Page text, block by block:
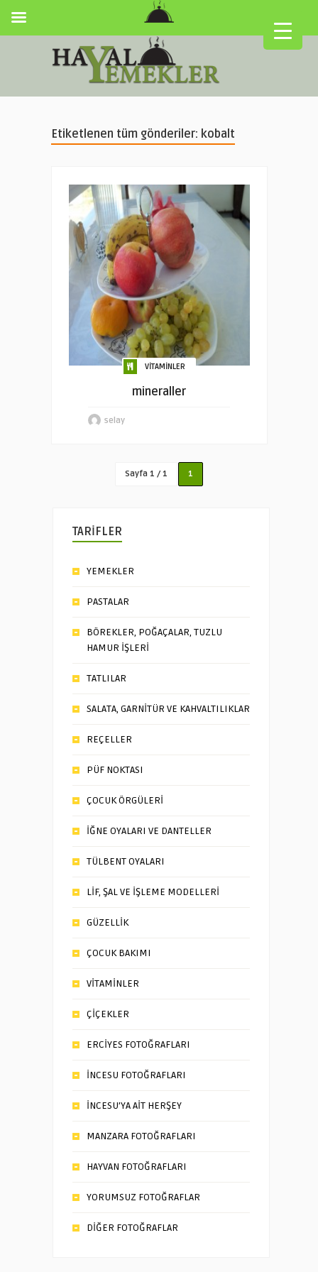
Etiketlenen tüm gönderiler: kobalt
VİTAMİNLER
mineraller
selay
Sayfa 1 / 1 1
TARİFLER
YEMEKLER
PASTALAR
BÖREKLER, POĞAÇALAR, TUZLU
HAMUR İŞLERİ
TATLILAR
SALATA, GARNİTÜR VE KAHVALTILIKLAR
REÇELLER
PÜF NOKTASI
ÇOCUK ÖRGÜLERİ
İĞNE OYALARI VE DANTELLER
TÜLBENT OYALARI
LİF, ŞAL VE İŞLEME MODELLERİ
GÜZELLİK
ÇOCUK BAKIMI
VİTAMİNLER
ÇİÇEKLER
ERCİYES FOTOĞRAFLARI
İNCESU FOTOĞRAFLARI
İNCESU’YA AİT HERŞEY
MANZARA FOTOĞRAFLARI
HAYVAN FOTOĞRAFLARI
YORUMSUZ FOTOĞRAFLAR
DİĞER FOTOĞRAFLAR